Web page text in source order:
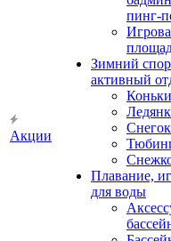
Акции
пинг-
Зимний
активный
Коньки
Плавание,
для воды